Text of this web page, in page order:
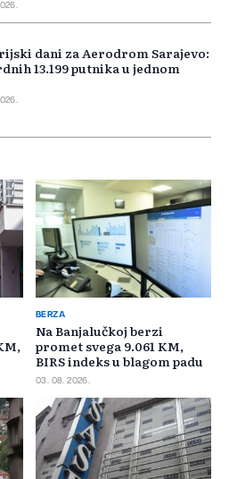
dani za Aerodrom Sarajevo:
13.199 putnika u jednom
BERZA
Na Banjalučkoj berzi
promet svega 9.061 KM,
BIRS indeks u blagom padu
03. 08. 2026.